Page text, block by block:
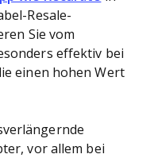
Resale-
Sie vom
effektiv bei
einen hohen Wert
vor allem bei